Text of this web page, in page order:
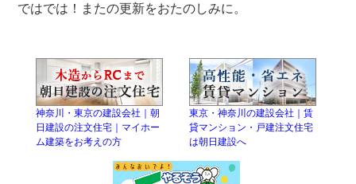
ではでは！またの更新をおたのしみに。
神奈川・東京の建設会社｜朝
日建設の注文住宅｜マイホー
ム建築をお考えの方
東京・神奈川の建設会社｜賃
貸マンション・戸建注文住宅
は朝日建設へ